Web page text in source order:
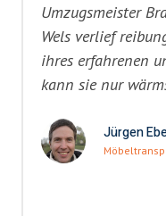
Umzugsmeister
Wels verlief
ihres erfahrenen
kann sie nur
Jürgen